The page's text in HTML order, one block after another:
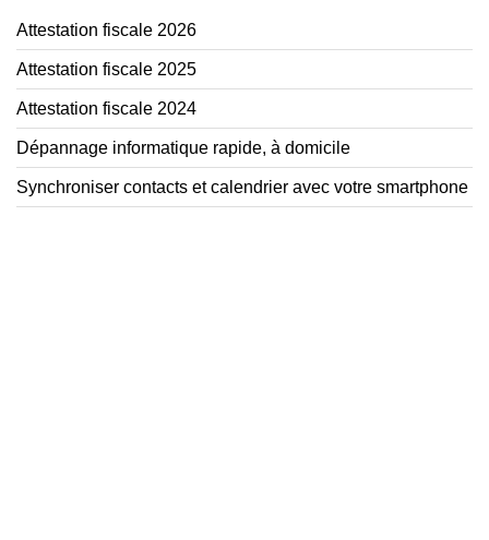
Attestation fiscale 2026
Attestation fiscale 2025
Attestation fiscale 2024
Dépannage informatique rapide, à domicile
Synchroniser contacts et calendrier avec votre smartphone